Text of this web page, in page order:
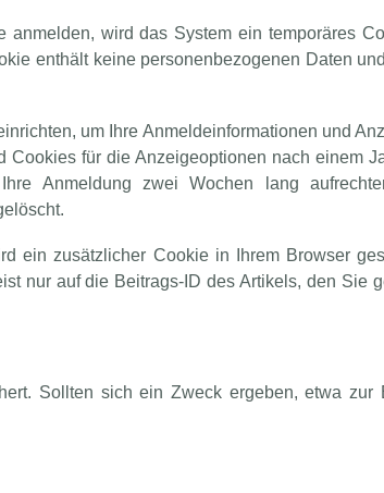
wird das System ein temporäres
enthält keine personenbezogenen Daten
um Ihre Anmeldeinformationen und
für die Anzeigeoptionen nach einem
Anmeldung zwei Wochen lang
ein zusätzlicher Cookie in Ihrem Browser
nur auf die Beitrags-ID des Artikels, den Sie
Sollten sich ein Zweck ergeben, etwa zur